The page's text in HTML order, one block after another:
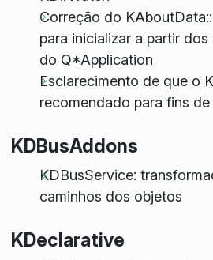
Correção do
para inicializar a partir
do Q*Application
Esclarecimento de que o
recomendado para fins
KDBusAddons
KDBusService:
caminhos dos objetos
KDeclarative